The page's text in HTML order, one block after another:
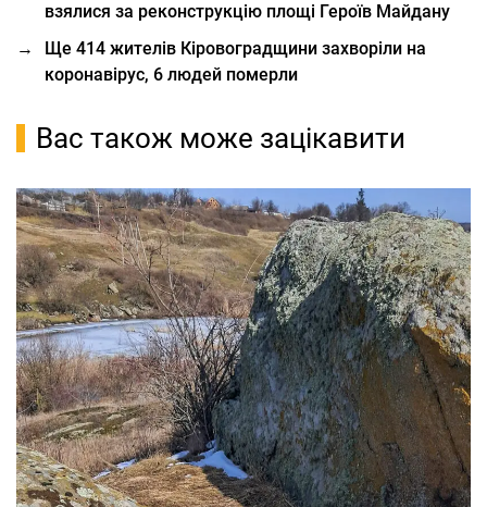
взялися за реконструкцію площі Героїв Майдану
→
Ще 414 жителів Кіровоградщини захворіли на
коронавірус, 6 людей померли
Вас також може зацікавити